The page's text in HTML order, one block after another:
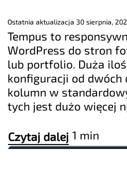
Ostatnia aktualizacja 30 sierpnia,
Tempus to
WordPress do stron
lub portfolio. Duża
konfiguracji od dwóch
kolumn w
tych jest dużo więcej
Czytaj dalej 1 min